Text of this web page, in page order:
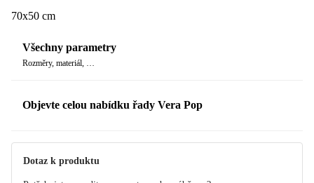
70x50 cm
Všechny parametry
Rozměry, materiál, …
Objevte celou nabídku řady Vera Pop
Dotaz k produktu